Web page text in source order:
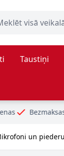
visā veikalā...
Taustiņi
piegāde no 99€
un